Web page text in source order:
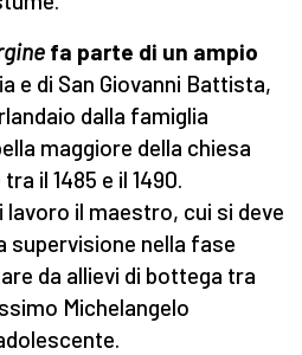
fa parte di un ampio
e di San Giovanni Battista,
dalla famiglia
maggiore della chiesa
il 1485 e il 1490.
lavoro il maestro, cui si deve
supervisione nella fase
da allievi di bottega tra
Michelangelo